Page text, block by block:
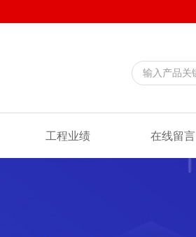
工程业绩 在线留言